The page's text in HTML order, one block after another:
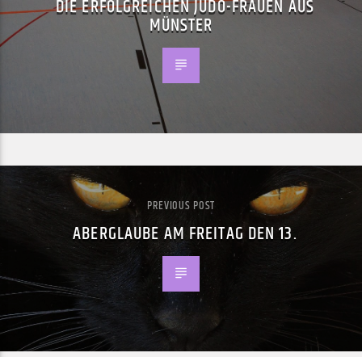
DIE ERFOLGREICHEN JUDO-FRAUEN AUS
MÜNSTER
PREVIOUS POST
ABERGLAUBE AM FREITAG DEN 13.